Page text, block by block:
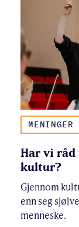
MENINGER
Har vi
kultur?
Gjennom
enn seg
menneske.